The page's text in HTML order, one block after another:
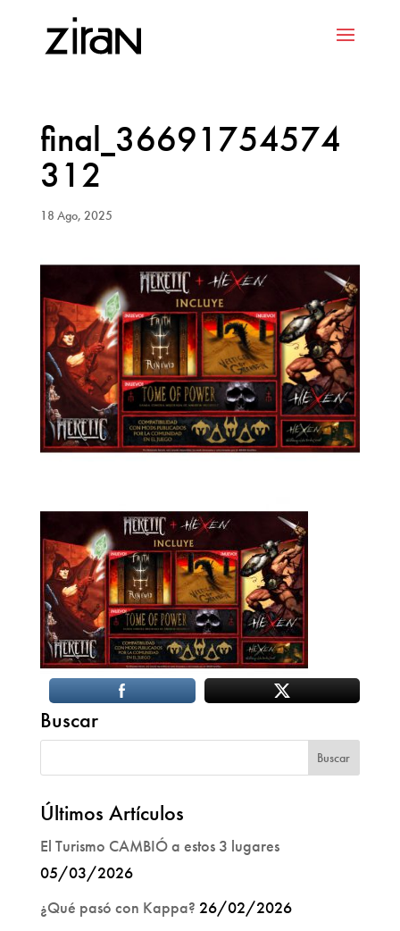
final_36691754574
312
18 Ago, 2025
Buscar
Últimos Artículos
El Turismo CAMBIÓ a estos 3 lugares
05/03/2026
¿Qué pasó con Kappa? 26/02/2026